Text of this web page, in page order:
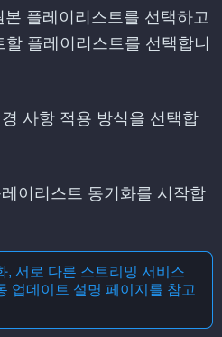
플레이리스트를 선택하고
플레이리스트를 선택합니
사항 적용 방식을 선택합
이리스트 동기화를 시작합
, 서로 다른 스트리밍 서비스
업데이트 설명 페이지를 참고